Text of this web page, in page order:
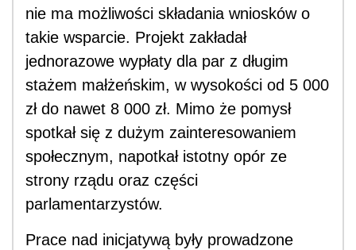
nie ma możliwości składania wniosków o
takie wsparcie. Projekt zakładał
jednorazowe wypłaty dla par z długim
stażem małżeńskim, w wysokości od 5 000
zł do nawet 8 000 zł. Mimo że pomysł
spotkał się z dużym zainteresowaniem
społecznym, napotkał istotny opór ze
strony rządu oraz części
parlamentarzystów.
Prace nad inicjatywą były prowadzone